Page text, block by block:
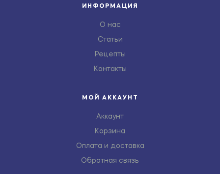
ИНФОРМАЦИЯ
О нас
Статьи
Рецепты
Контакты
МОЙ АККАУНТ
Аккаунт
Корзина
Оплата и доставка
Обратная связь